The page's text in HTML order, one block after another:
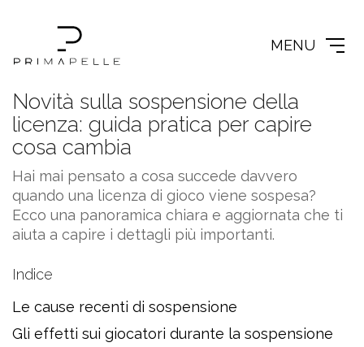
MENU
Novità sulla sospensione della
licenza: guida pratica per capire
cosa cambia
Hai mai pensato a cosa succede davvero
quando una licenza di gioco viene sospesa?
Ecco una panoramica chiara e aggiornata che ti
aiuta a capire i dettagli più importanti.
Indice
Le cause recenti di sospensione
Gli effetti sui giocatori durante la sospensione